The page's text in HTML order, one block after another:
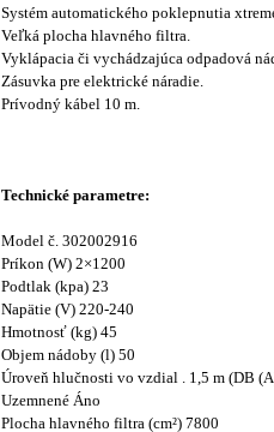
Systém automatického poklepnutia
Veľká plocha hlavného filtra.
Vyklápacia či vychádzajúca odpadová
Zásuvka pre elektrické náradie.
Prívodný kábel 10 m.
Technické parametre:
Model č. 302002916
Príkon (W) 2×1200
Podtlak (kpa) 23
Napätie (V) 220-240
Hmotnosť (kg) 45
Objem nádoby (l) 50
Úroveň hlučnosti vo vzdial . 1,5 m (DB
Uzemnené Áno
Plocha hlavného filtra (cm²) 7800